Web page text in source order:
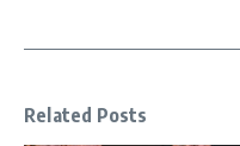
Related Posts